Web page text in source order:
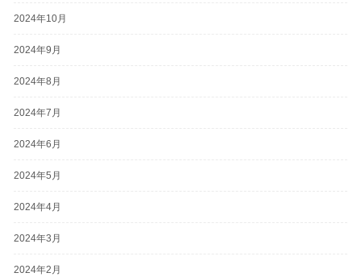
2024年10月
2024年9月
2024年8月
2024年7月
2024年6月
2024年5月
2024年4月
2024年3月
2024年2月